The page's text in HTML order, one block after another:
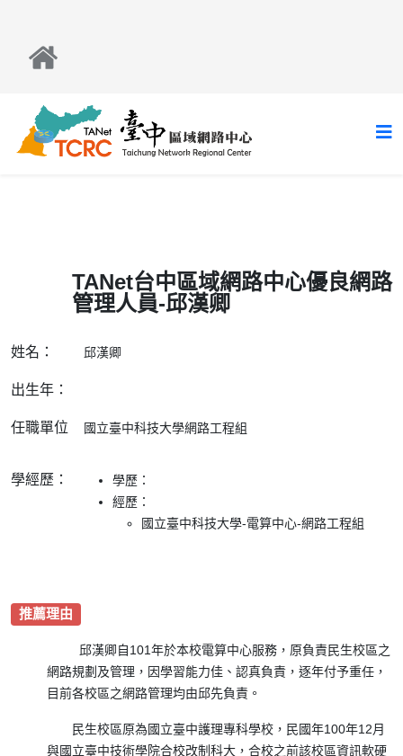
TANet台中區域網路中心優良網路
管理人員-邱漢卿
姓名： 邱漢卿
出生年：
任職單位 國立臺中科技大學網路工程組
學經歷：
學歷：
經歷：
國立臺中科技大學-電算中心-網路工程組
推薦理由
邱漢卿自101年於本校電算中心服務，原負責民生校區之
網路規劃及管理，因學習能力佳、認真負責，逐年付予重任，
目前各校區之網路管理均由邱先負責。
民生校區原為國立臺中護理專科學校，民國年100年12月
與國立臺中技術學院合校改制科大，合校之前該校區資訊軟硬